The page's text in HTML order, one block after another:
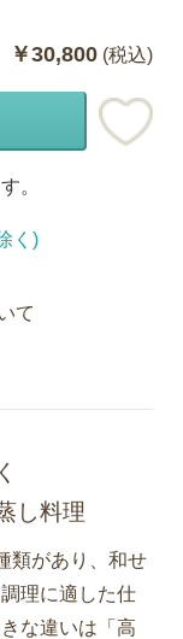
￥30,800 (税込)
。
く)
て
し料理
類があり、和せ
理に適した仕
な違いは「高